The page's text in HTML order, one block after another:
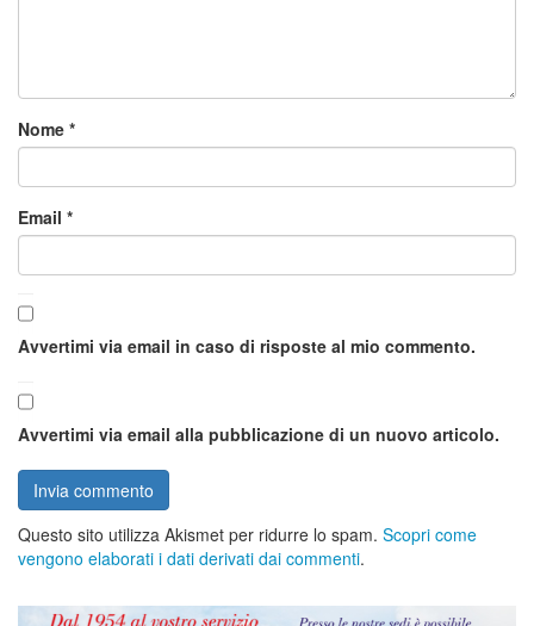
Nome *
Email *
Avvertimi via email in caso di risposte al mio commento.
Avvertimi via email alla pubblicazione di un nuovo articolo.
Questo sito utilizza Akismet per ridurre lo spam. Scopri come
vengono elaborati i dati derivati dai commenti.